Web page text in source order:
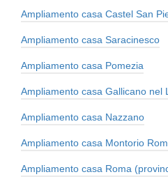
Ampliamento casa Castel San
Ampliamento casa Saracinesco
Ampliamento casa Pomezia
Ampliamento casa Gallicano nel
Ampliamento casa Nazzano
Ampliamento casa Montorio
Ampliamento casa Roma